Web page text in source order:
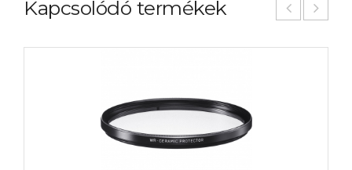
Kapcsolódó termékek